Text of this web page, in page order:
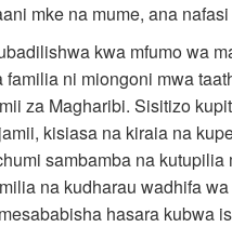
mke na mume, ana
kwa mfumo wa
familia ni miongoni mwa
za Magharibi. Sisitizo
kisiasa na kiraia na
sambamba na
na kudharau wadhifa
hasara kubwa